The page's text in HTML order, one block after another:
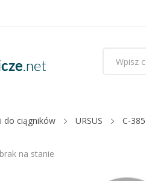
do ciągników URSUS C-385
na stanie